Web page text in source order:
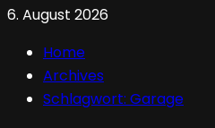
6. August 2026
Home
Archives
Schlagwort: Garage